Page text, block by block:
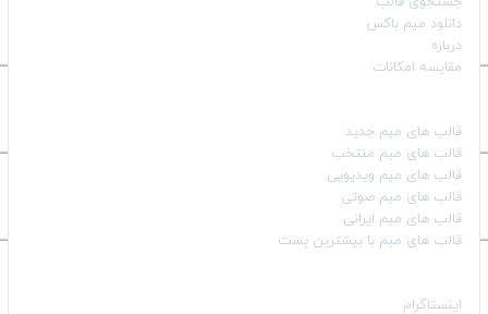
دانلود میم باکس
درباره
مقایسه امکانات
قالب‌ های میم جدید
قالب‌ های میم منتخب
قالب‌ های میم ویدیویی
قالب‌ های میم صوتی
قالب‌ های میم ایرانی
قالب‌ های میم با بیشترین پست
اینستاگرام